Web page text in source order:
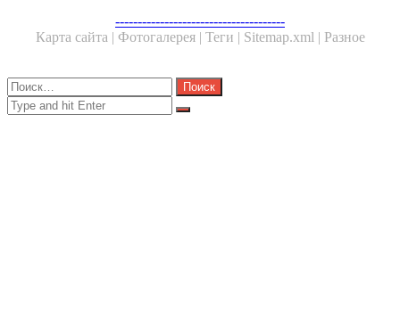
--------------------------------------
Карта сайта | Фотогалерея | Теги | Sitemap.xml | Разное
Close
Найти:
Close
Search